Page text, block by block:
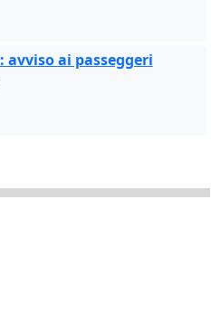
avviso ai passeggeri